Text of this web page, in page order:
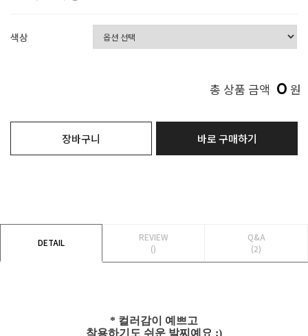
색상
총 상품 금액 0 원
장바구니 바로 구매하기
DETAIL
REVIEW
()
Q&A
(2)
* 컬러감이 예쁘고
착용하기도 쉬운 발찌예요 :)